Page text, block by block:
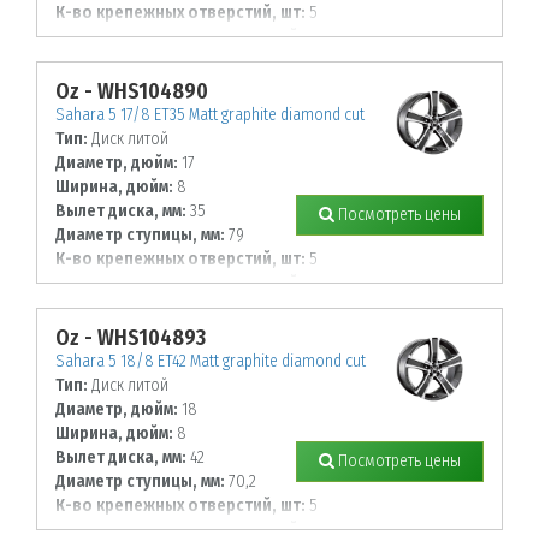
К-во крепежных отверстий, шт: 5
Диаметр располож. отверстий, мм:
150
Oz - WHS104890
Sahara 5 17/8 ET35 Matt graphite diamond cut
Тип: Диск литой
Диаметр, дюйм: 17
Ширина, дюйм: 8
Вылет диска, мм: 35
Диаметр ступицы, мм: 79
К-во крепежных отверстий, шт: 5
Диаметр располож. отверстий, мм:
114,3
Посмотреть цены
Oz - WHS104893
Sahara 5 18/8 ET42 Matt graphite diamond cut
Тип: Диск литой
Диаметр, дюйм: 18
Ширина, дюйм: 8
Вылет диска, мм: 42
Диаметр ступицы, мм: 70,2
К-во крепежных отверстий, шт: 5
Диаметр располож. отверстий, мм:
Посмотреть цены